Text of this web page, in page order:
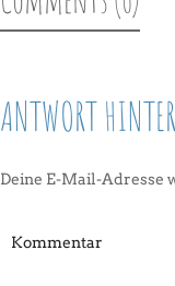
ANTWORT
Deine E-Mail-Adresse